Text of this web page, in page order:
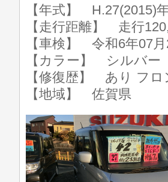
【年式】 H.27(2015)
【走行距離】 走行
【車検】 令和6年07月
【カラー】 シルバー
【修復歴】 あり フロ
【地域】 佐賀県